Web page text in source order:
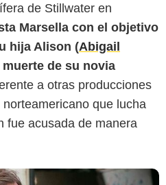
de Stillwater en
Marsella con el objetivo
hija Alison (Abigail
de su novia
a otras producciones
que lucha
fue acusada de manera
Telva